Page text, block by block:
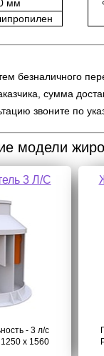
мм
безналичного
сумма
звоните по
модели
3 Л/С
- 3 л/с
х 1560